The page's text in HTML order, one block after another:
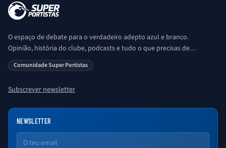
O espaço de debate para o verdadeiro adepto azul e branco.
Opinião, história do clube, podcasts e tudo o que precisas de
saber sobre o universo Porto. Ser Porto é aqui!
Comunidade Super Portistas
Subscrever newsletter
NEWSLETTER
Email